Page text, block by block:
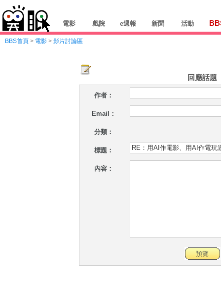
電影 戲院 e週報 新聞 活動
BBS首頁 > 電影 > 影片討論區
回應話題
作者：
Email：
分類：
標題：
內容：